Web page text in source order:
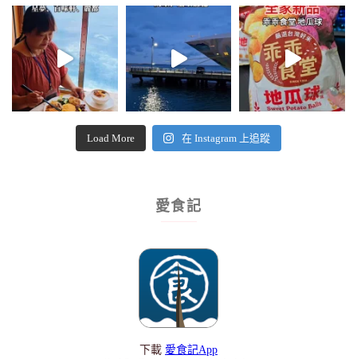
Load More 在 Instagram 上追蹤
愛食記
下載 愛食記App